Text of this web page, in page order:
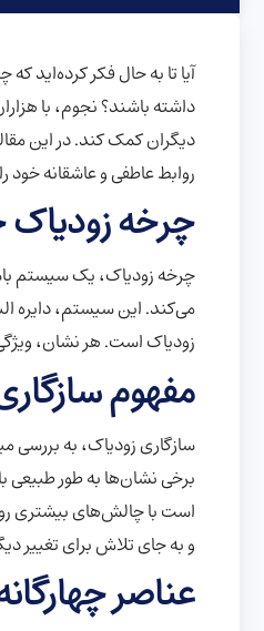
آیا تا به حال فکر کرده‌اید
داشته باشند؟ نجوم، با
دیگران کمک کند. در این
روابط عاطفی و عاشقانه خود
چرخه
چرخه زودیاک، یک سیستم
زودیاک است. هر نشان،
مفهوم
سازگاری زودیاک، به بررسی
برخی نشان‌ها به طور طبیعی
است با چالش‌های بیشتری
و به جای تلاش برای تغییر
عناصر